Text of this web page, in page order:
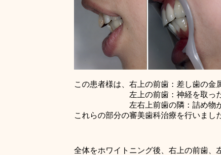
この患者様は、右上の前歯：差し歯の金
左上の前歯：神経を取ったた
左右上前歯の隣：詰め物が変色
これらの部分の審美歯科治療を行いまし
全体をホワイトニング後、右上の前歯、